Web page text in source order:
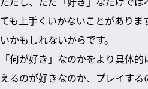
ても上手くいかないことがあり
いかもしれないからです。
「何が好き」なのかをより具体
えるのが好きなのか、プレイす